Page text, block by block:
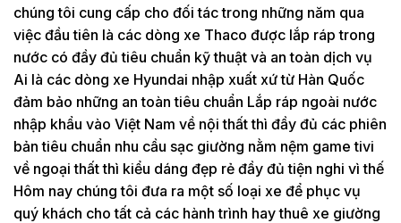
chúng tôi cung cấp cho đối tác trong những năm qua
việc đầu tiên là các dòng xe Thaco được lắp ráp trong
nước có đầy đủ tiêu chuẩn kỹ thuật và an toàn dịch vụ
Ai là các dòng xe Hyundai nhập xuất xứ từ Hàn Quốc
đảm bảo những an toàn tiêu chuẩn Lắp ráp ngoài nước
nhập khẩu vào Việt Nam về nội thất thì đầy đủ các phiên
bản tiêu chuẩn nhu cầu sạc giường nằm nệm game tivi
về ngoại thất thì kiểu dáng đẹp rẻ đầy đủ tiện nghi vì thế
Hôm nay chúng tôi đưa ra một số loại xe để phục vụ
quý khách cho tất cả các hành trình hay thuê xe giường